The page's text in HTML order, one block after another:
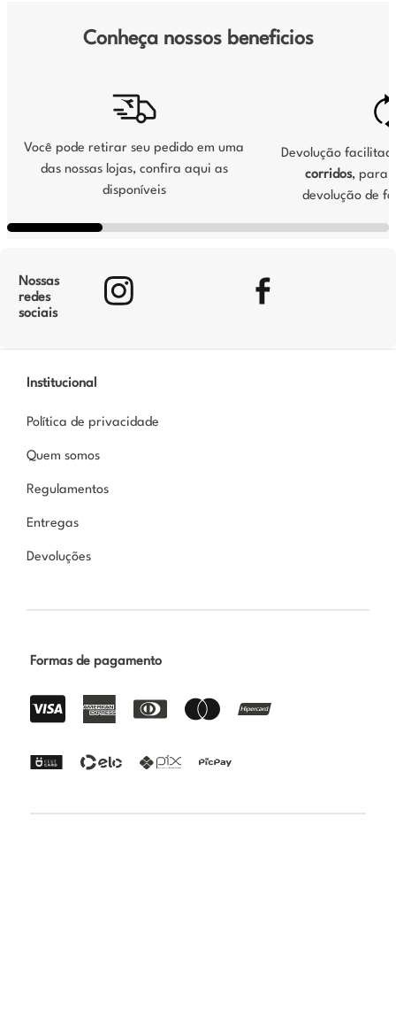
Conheça nossos beneficios
Você pode retirar seu pedido em uma
das nossas lojas, confira aqui as
disponíveis
Devolução
corridos, para
devolução de
Nossas
redes
sociais
Institucional
Política de privacidade
Quem somos
Regulamentos
Entregas
Devoluções
Formas de pagamento